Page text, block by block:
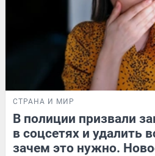
СТРАНА И МИР
В полиции призвали
в соцсетях и удалить
зачем это нужно.